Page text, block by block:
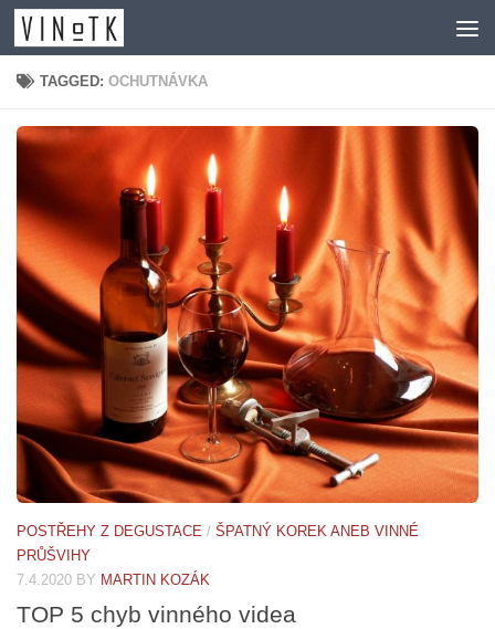
Skip to content
TAGGED:OCHUTNÁVKA
POSTŘEHY Z DEGUSTACE / ŠPATNÝ KOREK ANEB VINNÉ
PRŮŠVIHY
7.4.2020 BY MARTIN KOZÁK
TOP 5 chyb vinného videa